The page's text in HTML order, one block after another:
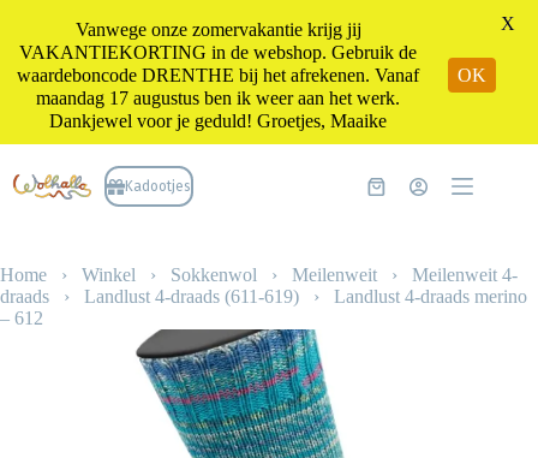
naar
de
Kadootjes Winkelwagen
Home › Winkel › Sokkenwol › Meilenweit › Meilenweit 4-
draads › Landlust 4-draads (611-619) › Landlust 4-draads merino
– 612
Vanwege onze zomervakantie krijg jij
VAKANTIEKORTING in de webshop. Gebruik de
waardeboncode DRENTHE bij het afrekenen. Vanaf
maandag 17 augustus ben ik weer aan het werk.
Dankjewel voor je geduld! Groetjes, Maaike
OK
X